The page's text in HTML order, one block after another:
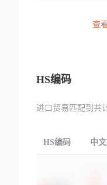
查
HS编码
进口贸易匹配到共
HS编码 中